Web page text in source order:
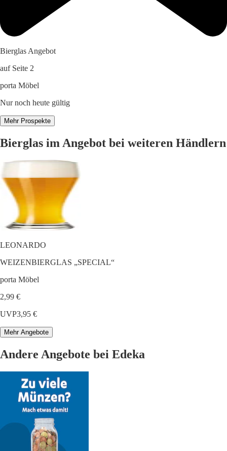
Bierglas Angebot
auf Seite 2
porta Möbel
Nur noch heute gültig
Mehr Prospekte
Bierglas im Angebot bei weiteren Händlern
LEONARDO
WEIZENBIERGLAS „SPECIAL“
porta Möbel
2,99 €
UVP3,95 €
Mehr Angebote
Andere Angebote bei Edeka